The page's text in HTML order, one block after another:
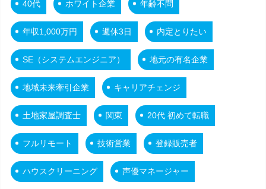
40代 ホワイト企業 年齢不問
年収1,000万円 週休3日 内定とりたい
SE（システムエンジニア） 地元の有名企業
地域未来牽引企業 キャリアチェンジ
土地家屋調査士 関東 20代 初めて転職
フルリモート 技術営業 登録販売者
ハウスクリーニング 声優マネージャー